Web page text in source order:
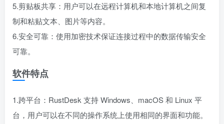
5.剪贴板共享：用户可以在远程计算机和本地计算机之间复
制和粘贴文本、图片等内容。
6.安全可靠：使用加密技术保证连接过程中的数据传输安全
可靠。
软件特点
1.跨平台：RustDesk 支持 Windows、macOS 和 Linux 平
台，用户可以在不同的操作系统上使用相同的界面和功能。